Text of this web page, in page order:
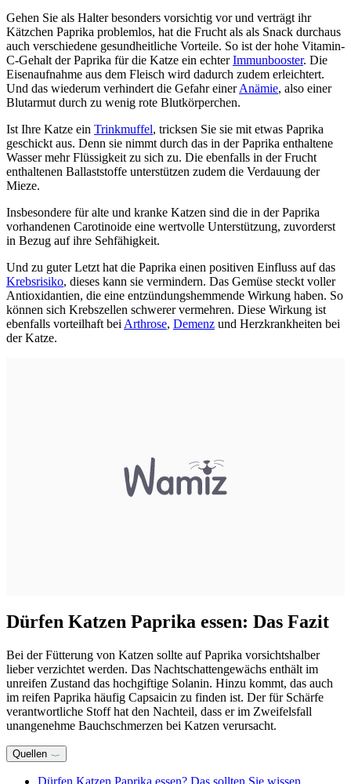
Gehen Sie als Halter besonders vorsichtig vor und verträgt ihr
Kätzchen Paprika problemlos, hat die Frucht als als Snack durchaus
auch verschiedene gesundheitliche Vorteile. So ist der hohe Vitamin-
C-Gehalt der Paprika für die Katze ein echterImmunbooster. Die
Eisenaufnahme aus dem Fleisch wird dadurch zudem erleichtert.
Und das wiederum verhindert die Gefahr einerAnämie, also einer
Blutarmut durch zu wenig rote Blutkörperchen.
Ist Ihre Katze ein Trinkmuffel, tricksen Sie sie mit etwas Paprika
geschickt aus. Denn sie nimmt durch das in der Paprika enthaltene
Wasser mehr Flüssigkeit zu sich zu. Die ebenfalls in der Frucht
enthaltenen Ballaststoffe unterstützen zudem die Verdauung der
Mieze.
Insbesondere für alte und kranke Katzen sind die in der Paprika
vorhandenen Carotinoide eine wertvolle Unterstützung, zuvorderst
in Bezug auf ihre Sehfähigkeit.
Und zu guter Letzt hat die Paprika einen positiven Einfluss auf das
Krebsrisiko, dieses kann sie vermindern. Das Gemüse steckt voller
Antioxidantien, die eine entzündungshemmende Wirkung haben. So
können sich Krebszellen schwerer vermehren. Diese Wirkung ist
ebenfalls vorteilhaft bei Arthrose, Demenz und Herzkrankheiten bei
der Katze.
Dürfen Katzen Paprika essen: Das Fazit
Bei der Fütterung von Katzen sollte auf Paprika vorsichtshalber
lieber verzichtet werden. Das Nachtschattengewächs enthält im
unreifen Zustand das hochgiftige Solanin. Hinzu kommt, das auch
im reifen Paprika häufig Capsaicin zu finden ist. Der für Schärfe
verantwortliche Stoff hat den Nachteil, dass er im Zweifelsfall
unangenehme Bauchschmerzen bei Katzen verursacht.
Quellen
Dürfen Katzen Paprika essen? Das sollten Sie wissen